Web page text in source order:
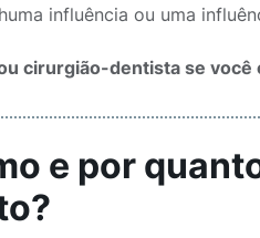
influência ou uma
cirurgião-dentista se
e por